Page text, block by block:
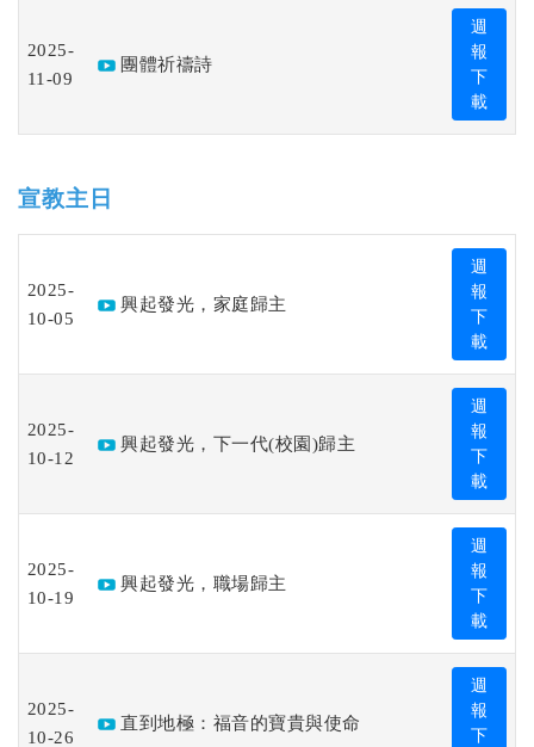
2025-
11-09
團體祈禱詩
週
報
下
載
宣教主日
2025-
10-05
興起發光，家庭歸主
週
報
下
載
2025-
10-12
興起發光，下一代(校園)歸主
週
報
下
載
2025-
10-19
興起發光，職場歸主
週
報
下
載
2025-
10-26
直到地極：福音的寶貴與使命
週
報
下